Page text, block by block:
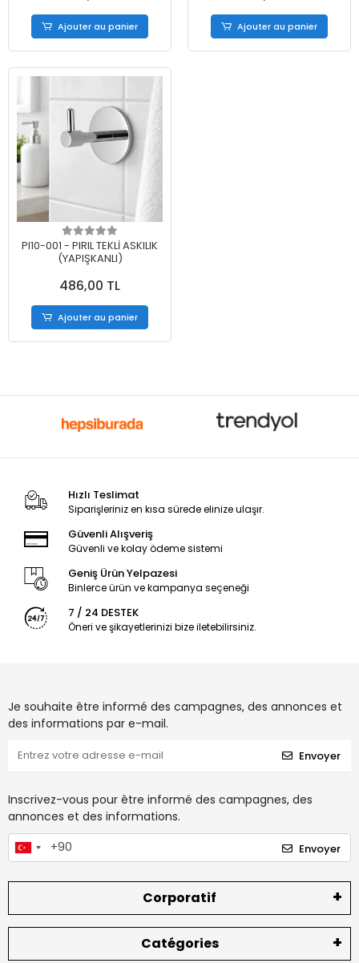
Ajouter au panier Ajouter au panier
PI10-001 - PIRIL TEKLİ ASKILIK
(YAPIŞKANLI)
486,00 TL
Ajouter au panier
Hızlı Teslimat
Siparişleriniz en kısa sürede elinize ulaşır.
Güvenli Alışveriş
Güvenli ve kolay ödeme sistemi
Geniş Ürün Yelpazesi
Binlerce ürün ve kampanya seçeneği
7 / 24 DESTEK
Öneri ve şikayetlerinizi bize iletebilirsiniz.
Je souhaite être informé des campagnes, des annonces et
des informations par e-mail.
Envoyer
Inscrivez-vous pour être informé des campagnes, des
annonces et des informations.
Envoyer
Corporatif
Catégories